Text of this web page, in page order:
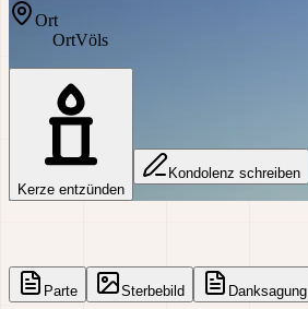
Ort
OrtVöls
Kerze entzünden
Kondolenz schreiben
Parte Sterbebild
Danksagung